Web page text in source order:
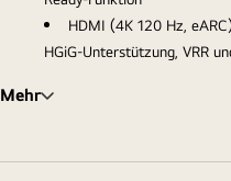
HDMI (4K 120 Hz,
HGiG-Unterstützung, VRR
Mehr